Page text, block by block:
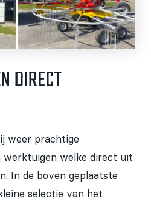
DIRECT
weer prachtige
werktuigen welke direct uit
In de boven geplaatste
selectie van het